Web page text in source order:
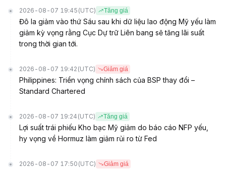
2026-08-07 19:45 (UTC) Tăng giá
Đô la giảm vào thứ Sáu sau khi dữ liệu lao động Mỹ yếu làm
giảm kỳ vọng rằng Cục Dự trữ Liên bang sẽ tăng lãi suất
trong thời gian tới.
2026-08-07 19:42 (UTC) Giảm giá
Philippines: Triển vọng chính sách của BSP thay đổi –
Standard Chartered
2026-08-07 19:24 (UTC) Tăng giá
Lợi suất trái phiếu Kho bạc Mỹ giảm do báo cáo NFP yếu,
hy vọng về Hormuz làm giảm rủi ro từ Fed
2026-08-07 17:50 (UTC) Giảm giá